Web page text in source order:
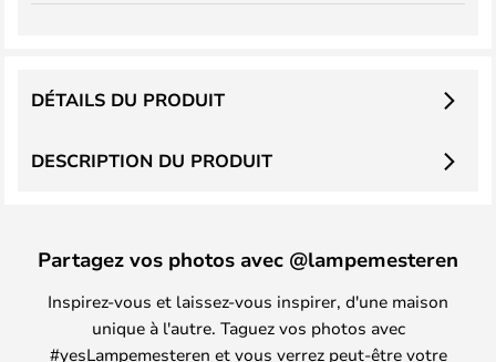
DESCRIPTION DU PRODUIT
DÉTAILS DU PRODUIT
Partagez vos photos avec @lampemesteren
Inspirez-vous et laissez-vous inspirer, d'une maison
unique à l'autre. Taguez vos photos avec
#yesLampemesteren et vous verrez peut-être votre